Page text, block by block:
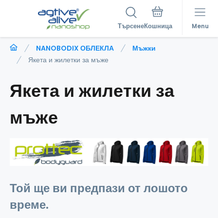
Търсене Menu
NANOBODIX ОБЛЕКЛА
Мъжки
Якета и жилетки за мъже
Якета и жилетки за
мъже
Той ще ви предпази от лошото
време.